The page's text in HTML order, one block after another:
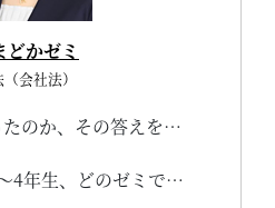
どかゼミ
会社法）
なぜ法学部に入ったのか、その答えをはっきり言える人は少数派かもしれません。しかし、将来どんな職業についたとしても、法学部で学んだことは必ず生かすことができます。まず、ゼミという双方向の場で物事を深く考えてみたり、友人と議論をしてみたりすることを通じて、「公正性」に関する感覚を自然に身に付けることができます。次に、「論理的に考える力」を修得できます。私のゼミでは、結論だけでなく、考える道筋・過程を重視します。「法学は大人の学問」とも言われますが、何か紛争や問題が起こったときに、誰かが気の毒だとか可哀想だとかの感情論でそれを解決するのではなく、「論理性」でこそ相手を説得して解決しなくてはなりません。相手方を説得するためにはプレゼン能力も必要です。上記の能力・感覚は、どの職業についたとしても、必要です。
人として知っておかなければなりません。どの職業についたとしても、すべての組織法の基本である会社法に関する知識を身につけておくことは、大きな武器となるでしょう。実際に、森ゼミを卒業した先輩たちは、様々な分野で活躍しています（国家公務員総合職、国家公務員一般職、国税専門官、労働基準監督官、愛知県庁、その他地方自治体、警察・消防、民間企業（金融（銀行・証券・保険）、メーカー、IT、不動産、マスコミ、サービス業）、法科大学院（名古屋大学、関西大学））。